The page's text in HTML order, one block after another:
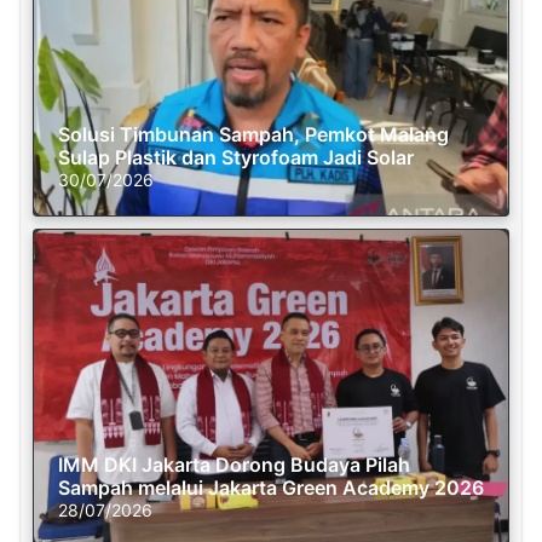
Solusi Timbunan Sampah, Pemkot Malang
Sulap Plastik dan Styrofoam Jadi Solar
30/07/2026
IMM DKI Jakarta Dorong Budaya Pilah
Sampah melalui Jakarta Green Academy 2026
28/07/2026